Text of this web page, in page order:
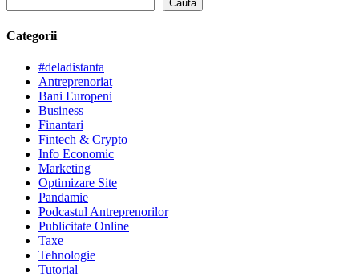
Cauta
Categorii
#deladistanta
Antreprenoriat
Bani Europeni
Business
Finantari
Fintech & Crypto
Info Economic
Marketing
Optimizare Site
Pandamie
Podcastul Antreprenorilor
Publicitate Online
Taxe
Tehnologie
Tutorial